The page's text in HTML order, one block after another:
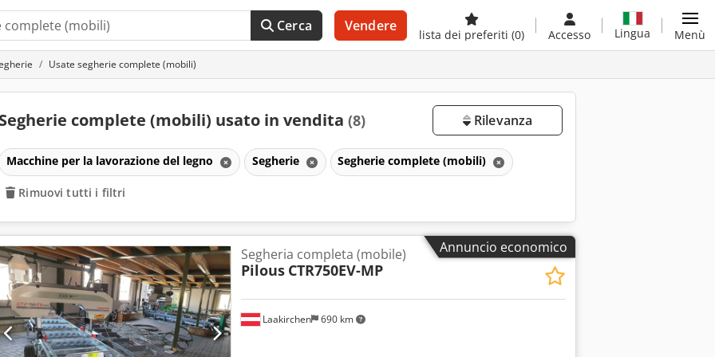
Cerca Vendere
lista dei preferiti (0) Accesso Lingua Menù
Usate segherie complete (mobili)
Segherie complete (mobili) usato in vendita (8) Rilevanza
Macchine per la lavorazione del legno Segherie Segherie complete (mobili)
Rimuovi tutti i filtri
Annuncio economico
Laakirchen 690 km
Segheria completa (mobile)
Pilous CTR750EV-MP